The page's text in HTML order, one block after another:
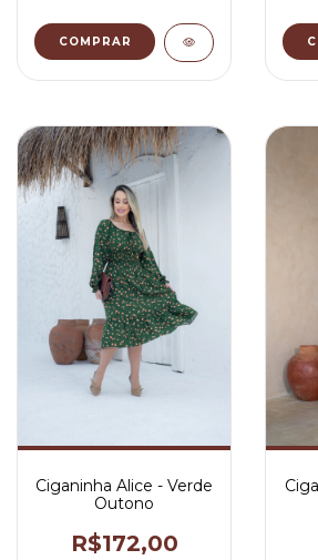
COMPRAR
Ciganinha Alice - Verde
Outono
R$172,00